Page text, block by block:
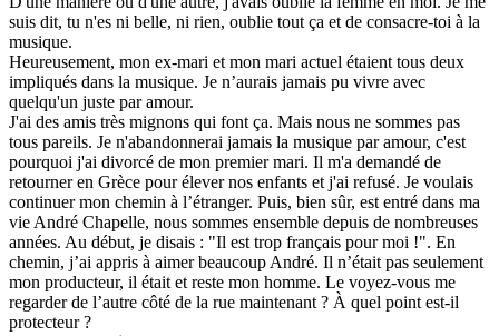
suis dit, tu n'es ni belle, ni rien, oublie tout ça et de consacre-toi à la
musique.
Heureusement, mon ex-mari et mon mari actuel étaient tous deux
impliqués dans la musique. Je n’aurais jamais pu vivre avec
quelqu'un juste par amour.
J'ai des amis très mignons qui font ça. Mais nous ne sommes pas
tous pareils. Je n'abandonnerai jamais la musique par amour, c'est
pourquoi j'ai divorcé de mon premier mari. Il m'a demandé de
retourner en Grèce pour élever nos enfants et j'ai refusé. Je voulais
continuer mon chemin à l’étranger. Puis, bien sûr, est entré dans ma
vie André Chapelle, nous sommes ensemble depuis de nombreuses
années. Au début, je disais : "Il est trop français pour moi !". En
chemin, j’ai appris à aimer beaucoup André. Il n’était pas seulement
mon producteur, il était et reste mon homme. Le voyez-vous me
regarder de l’autre côté de la rue maintenant ? À quel point est-il
protecteur ?